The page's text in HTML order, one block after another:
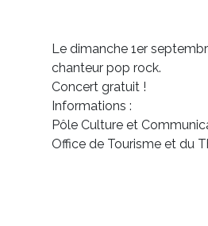
Le dimanche 1er
chanteur pop rock.
Concert gratuit !
Informations :
Pôle Culture et
Office de Tourisme et du